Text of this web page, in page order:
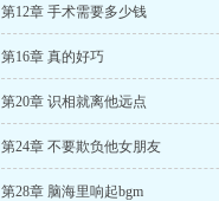
第12章 手术需要多少钱
第16章 真的好巧
第20章 识相就离他远点
第24章 不要欺负他女朋友
第28章 脑海里响起bgm